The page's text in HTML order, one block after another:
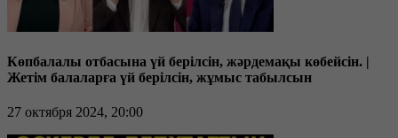
Көпбалалы отбасына үй берілсін, жәрдемақы көбейсін. |
Жетім балаларға үй берілсін, жұмыс табылсын
27 октября 2024, 20:00